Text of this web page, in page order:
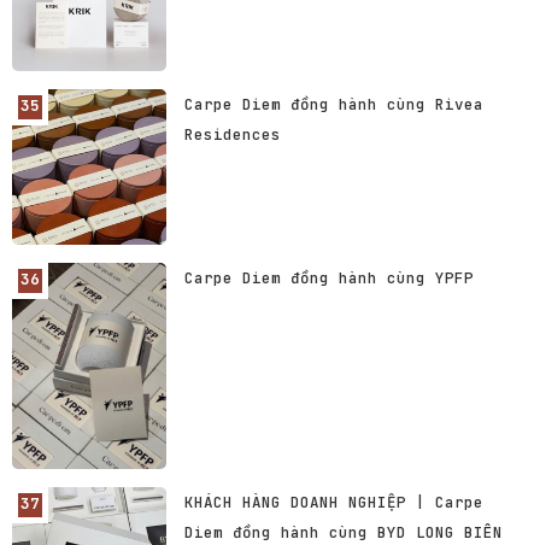
Carpe Diem đồng hành cùng Rivea
Residences
Carpe Diem đồng hành cùng YPFP
KHÁCH HÀNG DOANH NGHIỆP | Carpe
Diem đồng hành cùng BYD LONG BIÊN